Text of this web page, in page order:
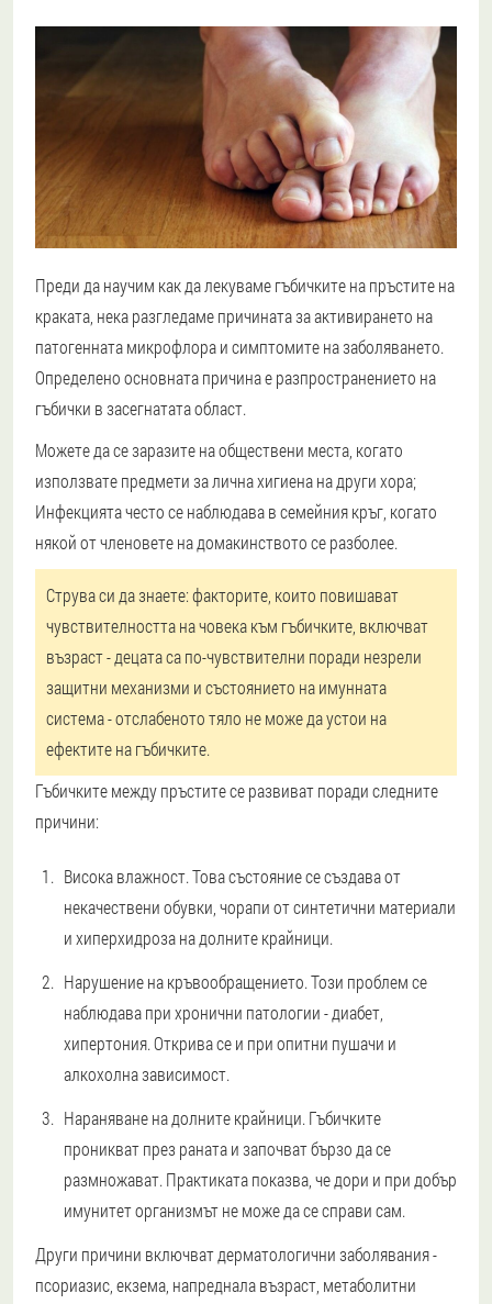
Преди да научим как да лекуваме гъбичките на пръстите на
краката, нека разгледаме причината за активирането на
патогенната микрофлора и симптомите на заболяването.
Определено основната причина е разпространението на
гъбички в засегнатата област.
Можете да се заразите на обществени места, когато
използвате предмети за лична хигиена на други хора;
Инфекцията често се наблюдава в семейния кръг, когато
някой от членовете на домакинството се разболее.
Струва си да знаете: факторите, които повишават
чувствителността на човека към гъбичките, включват
възраст - децата са по-чувствителни поради незрели
защитни механизми и състоянието на имунната
система - отслабеното тяло не може да устои на
ефектите на гъбичките.
Гъбичките между пръстите се развиват поради следните
причини:
Висока влажност. Това състояние се създава от
некачествени обувки, чорапи от синтетични материали
и хиперхидроза на долните крайници.
Нарушение на кръвообращението. Този проблем се
наблюдава при хронични патологии - диабет,
хипертония. Открива се и при опитни пушачи и
алкохолна зависимост.
Нараняване на долните крайници. Гъбичките
проникват през раната и започват бързо да се
размножават. Практиката показва, че дори и при добър
имунитет организмът не може да се справи сам.
Други причини включват дерматологични заболявания -
псориазис, екзема, напреднала възраст, метаболитни